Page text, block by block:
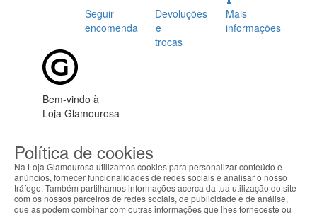
Seguir
encomenda
Devoluções
e
trocas
Mais
informações
Bem-vindo à
Loja Glamourosa
Iniciar sessão
As suas preferências
Política de cookies
Na Loja Glamourosa utilizamos cookies para personalizar conteúdo e
anúncios, fornecer funcionalidades de redes sociais e analisar o nosso
tráfego. Também partilhamos informações acerca da tua utilização do site
com os nossos parceiros de redes sociais, de publicidade e de análise,
que as podem combinar com outras informações que lhes forneceste ou